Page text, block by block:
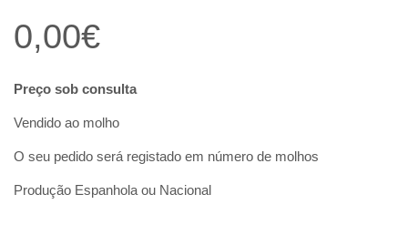
0,00€
Preço sob consulta
Vendido ao molho
O seu pedido será registado em número de molhos
Produção Espanhola ou Nacional